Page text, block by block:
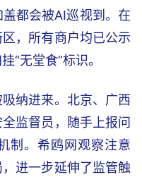
都会被AI巡视到。在
，所有商户均已公示
“无堂食”标识。
纳进来。北京、广西
监督员，随手上报问
制。希鸥网观察注意
进一步延伸了监管触